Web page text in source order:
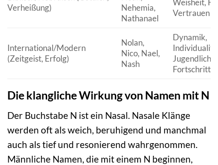
Verheißung)
Nehemia,
Nathanael
Weisheit,
Vertrauen
International/Modern
(Zeitgeist, Erfolg)
Nolan,
Nico, Nael,
Nash
Dynamik,
Fortschritt
Die klangliche Wirkung von Namen mit N
Der Buchstabe N ist ein Nasal. Nasale Klänge
werden oft als weich, beruhigend und manchmal
auch als tief und resonierend wahrgenommen.
Männliche Namen, die mit einem N beginnen,